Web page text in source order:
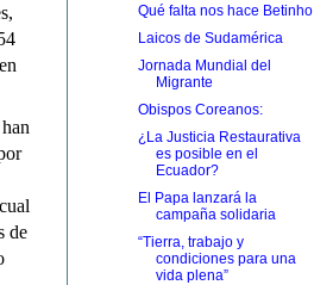
de
Qué falta nos hace Betinho
Laicos de Sudamérica
Jornada Mundial del
Migrante
Obispos Coreanos:
¿La Justicia Restaurativa
es posible en el
Ecuador?
El Papa lanzará la
campaña solidaria
“Tierra, trabajo y
condiciones para una
vida plena”